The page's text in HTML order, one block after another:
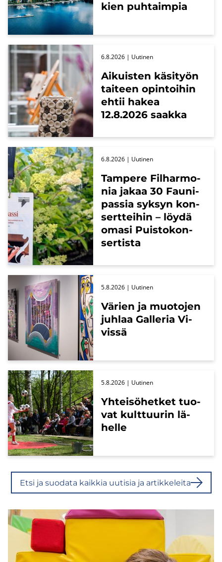
kien puh­taim­pia
Ai­kuis­ten kä­si­työn
tai­teen opin­toi­hin
ehtii hakea
12.8.2026 saak­ka
6.8.2026 | Uu­ti­nen
Tam­pe­re Fil­har­mo­
nia jakaa 30 Fau­ni­
pas­sia syk­syn kon­
sert­tei­hin – löydä
omasi Puis­to­kon­
ser­tis­ta
6.8.2026 | Uu­ti­nen
Vä­rien ja muo­to­jen
juh­laa Gal­le­ria Vi­
vis­sä
5.8.2026 | Uu­ti­nen
Yh­tei­sö­het­ket tuo­
vat kult­tuu­rin lä­
hel­le
5.8.2026 | Uu­ti­nen
Etsi ja suo­da­ta kaik­kia uu­ti­sia ja ar­tik­ke­lei­ta